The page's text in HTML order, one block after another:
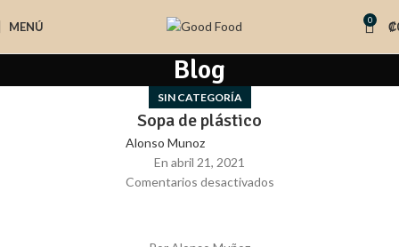
MENÚ 0 ₡
Blog
SIN CATEGORÍA
Sopa de plástico
Alonso Munoz
En abril 21, 2021
Comentarios desactivados